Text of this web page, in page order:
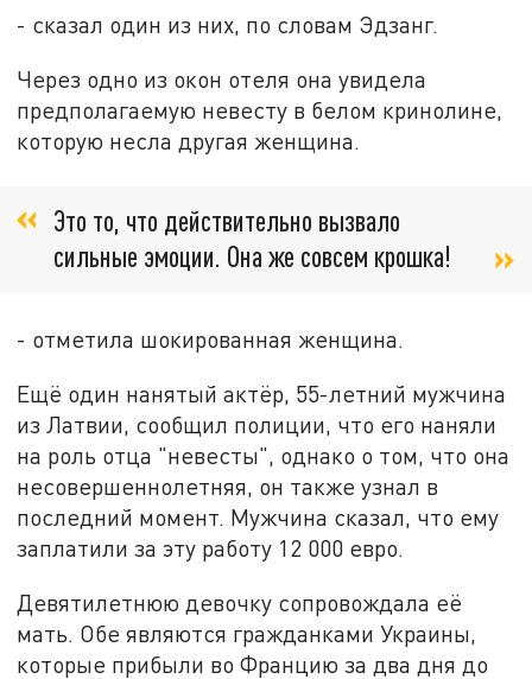
- сказал один из них, по словам Эдзанг.
Через одно из окон отеля она увидела
предполагаемую невесту в белом кринолине,
которую несла другая женщина.
Это то, что действительно вызвало
сильные эмоции. Она же совсем крошка!
- отметила шокированная женщина.
Ещё один нанятый актёр, 55-летний мужчина
из Латвии, сообщил полиции, что его наняли
на роль отца "невесты", однако о том, что она
несовершеннолетняя, он также узнал в
последний момент. Мужчина сказал, что ему
заплатили за эту работу 12 000 евро.
Девятилетнюю девочку сопровождала её
мать. Обе являются гражданками Украины,
которые прибыли во Францию за два дня до